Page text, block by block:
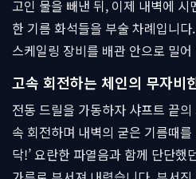
고인 물을 빼낸 뒤, 이제 내벽에
한 기름 화석들을 부술 차례입니다.
스케일링 장비를 배관 안으로 밀
고속 회전하는 체인의 무자비
전동 드릴을 가동하자 샤프트 끝
속 회전하며 내벽의 굳은 기름때
닥!’ 요란한 파열음과 함께 단단했